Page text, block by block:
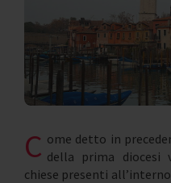
C ome detto in
della prima diocesi
chiese presenti